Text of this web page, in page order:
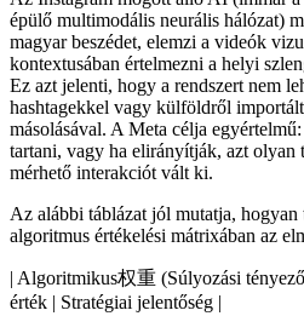
épülő multimodális neurális hálózat)
magyar beszédet, elemzi a videók
kontextusában értelmezni a helyi
Ez azt jelenti, hogy a rendszert nem
hashtagekkel vagy külföldről
másolásával. A Meta célja
tartani, vagy ha elirányítják, azt olyan
mérhető interakciót vált ki.
Az alábbi táblázat jól mutatja,
algoritmus értékelési mátrixában az
| Algoritmikus权重 (Súlyozási
érték | Stratégiai jelentőség |